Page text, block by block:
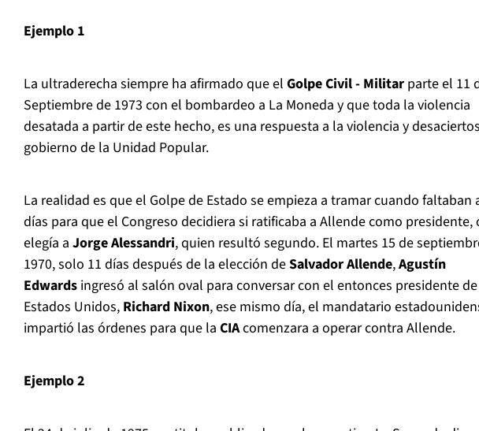
Ejemplo 1
La ultraderecha siempre ha afirmado que el Golpe Civil - Militar parte el 11
Septiembre de 1973 con el bombardeo a La Moneda y que toda la violencia
desatada a partir de este hecho, es una respuesta a la violencia y
gobierno de la Unidad Popular.
La realidad es que el Golpe de Estado se empieza a tramar cuando faltaban
días para que el Congreso decidiera si ratificaba a Allende como presidente,
elegía a Jorge Alessandri, quien resultó segundo. El martes 15 de
1970, solo 11 días después de la elección deSalvador Allende,Agustín
Edwards ingresó al salón oval para conversar con el entonces presidente de
Estados Unidos, Richard Nixon, ese mismo día, el mandatario
impartió las órdenes para que la CIAcomenzara a operar contra Allende.
Ejemplo 2